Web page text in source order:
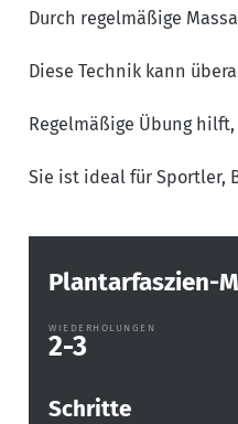
Durch regelmäßige
Diese Technik kann
Regelmäßige Übung
Sie ist ideal für Sportler,
Plantarfaszien-
WIEDERHOLUNGEN
2-3
Schritte